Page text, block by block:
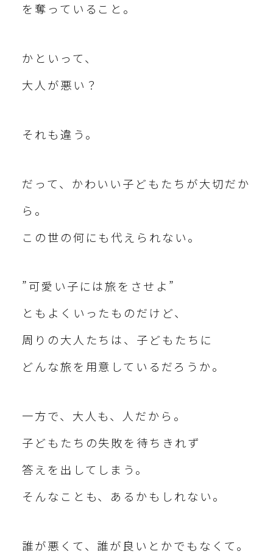
を奪っていること。
かといって、
大人が悪い？
それも違う。
だって、かわいい子どもたちが大切だか
ら。
この世の何にも代えられない。
”可愛い子には旅をさせよ”
ともよくいったものだけど、
周りの大人たちは、子どもたちに
どんな旅を用意しているだろうか。
一方で、大人も、人だから。
子どもたちの失敗を待ちきれず
答えを出してしまう。
そんなことも、あるかもしれない。
誰が悪くて、誰が良いとかでもなくて。